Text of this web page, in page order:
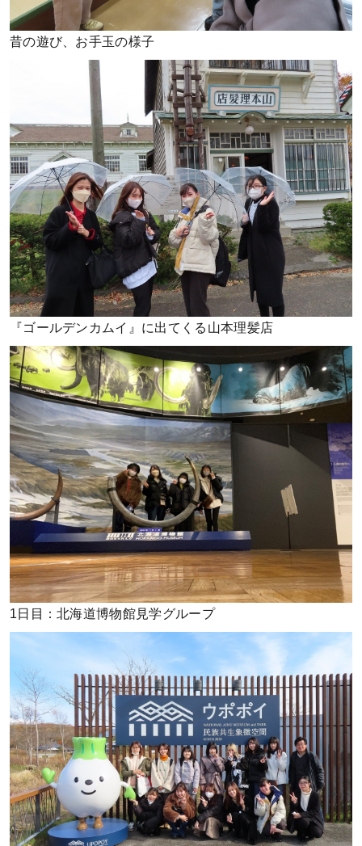
昔の遊び、お手玉の様子
『ゴールデンカムイ』に出てくる山本理髪店
1日目：北海道博物館見学グループ